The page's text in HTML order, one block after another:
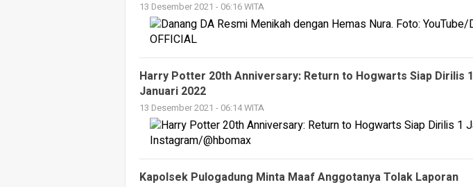
13 Desember 2021 - 06:16 WITA
Harry Potter 20th Anniversary: Return to Hogwarts Siap Dirilis 1
Januari 2022
13 Desember 2021 - 06:14 WITA
Kapolsek Pulogadung Minta Maaf Anggotanya Tolak Laporan